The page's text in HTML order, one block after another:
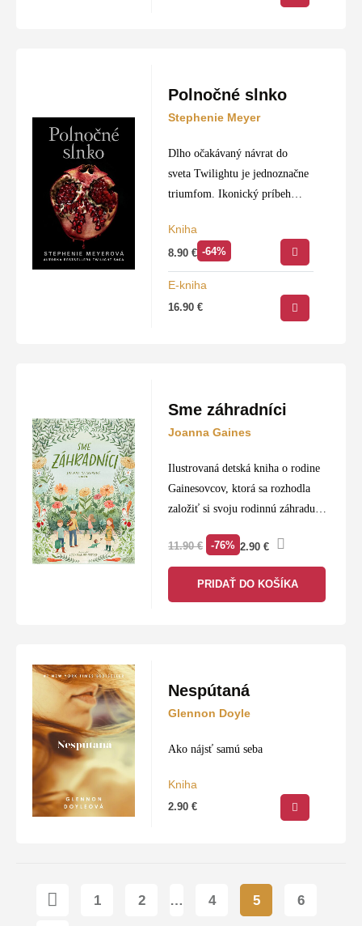
Polnočné slnko
Stephenie Meyer
Dlho očakávaný návrat do
sveta Twilightu je jednoznačne
triumfom. Ikonický príbeh
nový temný podtón. Pre
Edwarda je to najzaujímavejšia
udalosť, akú kedy zažil počas
Kniha
8.90€ -64%
E-kniha
16.90€
Sme záhradníci
Joanna Gaines
Ilustrovaná detská kniha o rodine
Gainesovcov, ktorá sa rozhodla
založiť si svoju rodinnú záhradu.
ovocia, zeleniny či kvetov nie je
vždy jednoduchá a všetci členovia
rodiny…
11.90€ -76% 2.90 €
PRIDAŤ DO KOŠÍKA
Nespútaná
Glennon Doyle
Ako nájsť samú seba
Kniha
2.90€
1 2 … 4 5 6